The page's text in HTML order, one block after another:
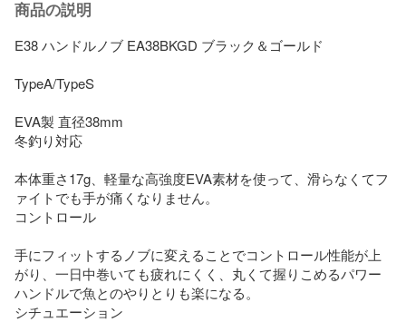
商品の説明
E38 ハンドルノブ EA38BKGD ブラック＆ゴールド
TypeA/TypeS
EVA製 直径38mm
冬釣り対応
本体重さ17g、軽量な高強度EVA素材を使って、滑らなくてフ
ァイトでも手が痛くなりません。
コントロール
手にフィットするノブに変えることでコントロール性能が上
がり、一日中巻いても疲れにくく、丸くて握りこめるパワー
ハンドルで魚とのやりとりも楽になる。
シチュエーション